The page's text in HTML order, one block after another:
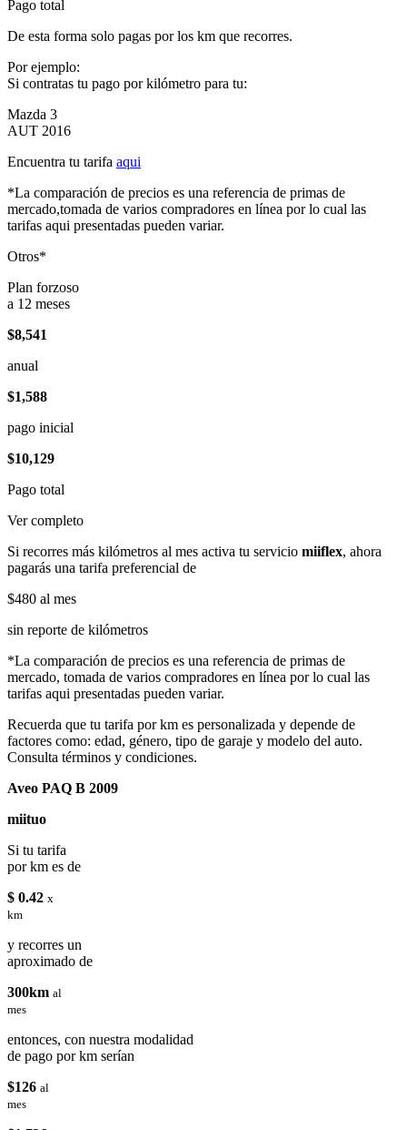
Pago total
De esta forma solo pagas por los km que recorres.
Por ejemplo:
Si contratas tu pago por kilómetro para tu:
Mazda 3
AUT 2016
Encuentra tu tarifa aqui
*La comparación de precios es una referencia de primas de
mercado,tomada de varios compradores en línea por lo cual las
tarifas aqui presentadas pueden variar.
Otros*
Plan forzoso
a 12 meses
$8,541
anual
$1,588
pago inicial
$10,129
Pago total
Ver completo
Si recorres más kilómetros al mes activa tu servicio miiflex, ahora
pagarás una tarifa preferencial de
$480 al mes
sin reporte de kilómetros
*La comparación de precios es una referencia de primas de
mercado, tomada de varios compradores en línea por lo cual las
tarifas aqui presentadas pueden variar.
Recuerda que tu tarifa por km es personalizada y depende de
factores como: edad, género, tipo de garaje y modelo del auto.
Consulta términos y condiciones.
Aveo PAQ B 2009
miituo
Si tu tarifa
por km es de
$ 0.42 x
km
y recorres un
aproximado de
300km al
mes
entonces, con nuestra modalidad
de pago por km serían
$126 al
mes